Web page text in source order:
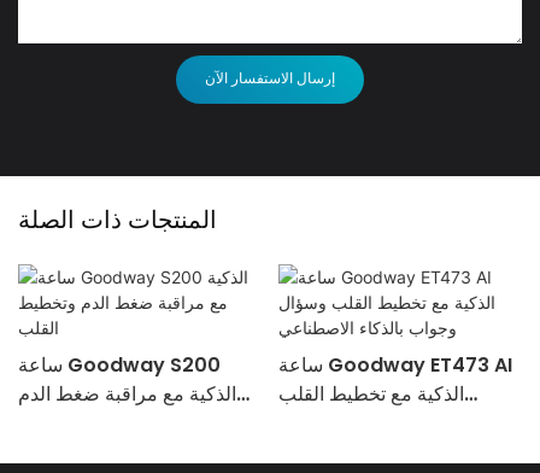
إرسال الاستفسار الآن
المنتجات ذات الصلة
ساعة Goodway S200
الذكية مع مراقبة ضغط الدم
ساعة Goodway ET473 AI
الذكية مع تخطيط القلب